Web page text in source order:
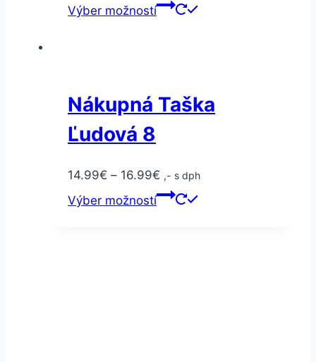
Výber možností
Nákupná Taška
Ľudová 8
14.99€ – 16.99€ ,- s dph
Výber možností